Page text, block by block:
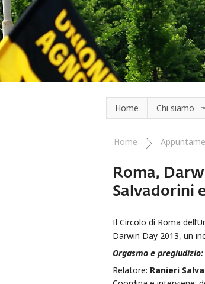
Salta al contenuto principale
Home Chi siamo
Tu sei qui
Home
Roma,
Salvadorini
Il Circolo di Roma
Darwin Day 2013, un
Orgasmo e
Relatore: Ranieri